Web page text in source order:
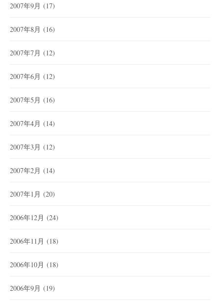
2007年9月 (17)
2007年8月 (16)
2007年7月 (12)
2007年6月 (12)
2007年5月 (16)
2007年4月 (14)
2007年3月 (12)
2007年2月 (14)
2007年1月 (20)
2006年12月 (24)
2006年11月 (18)
2006年10月 (18)
2006年9月 (19)